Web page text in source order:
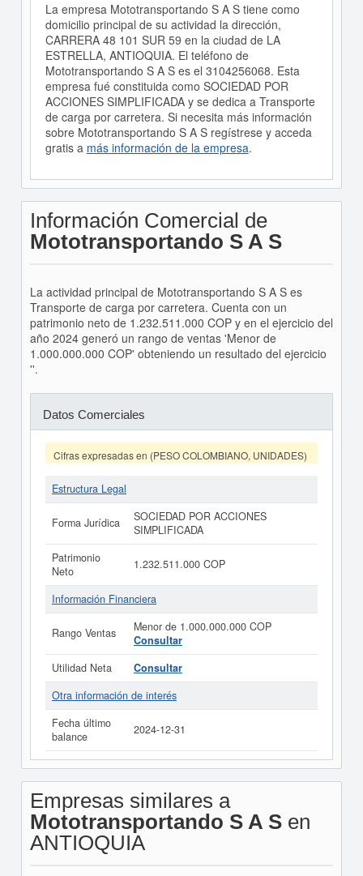
La empresa Mototransportando S A S tiene como
domicilio principal de su actividad la dirección,
CARRERA 48 101 SUR 59 en la ciudad de LA
ESTRELLA, ANTIOQUIA. El teléfono de
Mototransportando S A S es el 3104256068. Esta
empresa fué constituida como SOCIEDAD POR
ACCIONES SIMPLIFICADA y se dedica a Transporte
de carga por carretera. Si necesita más información
sobre Mototransportando S A S regístrese y acceda
gratis a más información de la empresa.
Información Comercial de
Mototransportando S A S
La actividad principal de Mototransportando S A S es
Transporte de carga por carretera. Cuenta con un
patrimonio neto de 1.232.511.000 COP y en el ejercicio del
año 2024 generó un rango de ventas 'Menor de
1.000.000.000 COP' obteniendo un resultado del ejercicio
''.
Datos Comerciales
Cifras expresadas en (PESO COLOMBIANO, UNIDADES)
Estructura Legal
Forma Jurídica
SOCIEDAD POR ACCIONES
SIMPLIFICADA
Patrimonio
Neto
1.232.511.000 COP
Información Financiera
Rango Ventas
Menor de 1.000.000.000 COP
Consultar
Utilidad Neta
Consultar
Otra información de interés
Fecha último
balance
2024-12-31
Empresas similares a
Mototransportando S A Sen
ANTIOQUIA